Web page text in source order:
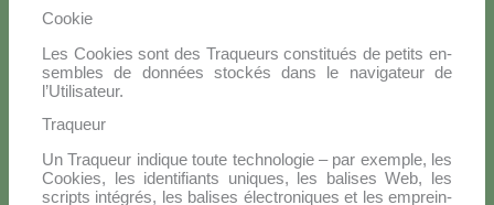
Cookie
Les Coo­kies sont des Tra­queurs con­sti­tués de pe­ti­ts en­
sem­bles de don­nées stoc­kés dans le na­vi­ga­teur de
l’Utilisateur.
Traqueur
Un Tra­queur in­di­que tou­te tech­no­lo­gie – par exem­ple, les
Coo­kies, les iden­ti­fian­ts uni­ques, les ba­li­ses Web, les
scrip­ts in­té­grés, les ba­li­ses élec­tro­ni­ques et les em­prein­